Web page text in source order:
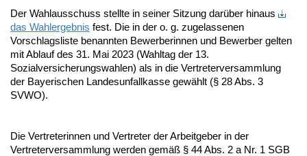
Der Wahlausschuss stellte in seiner Sitzung darüber hinaus
das Wahlergebnis fest. Die in der o. g. zugelassenen
Vorschlagsliste benannten Bewerberinnen und Bewerber gelten
mit Ablauf des 31. Mai 2023 (Wahltag der 13.
Sozialversicherungswahlen) als in die Vertreterversammlung
der Bayerischen Landesunfallkasse gewählt (§ 28 Abs. 3
SVWO).
Die Vertreterinnen und Vertreter der Arbeitgeber in der
Vertreterversammlung werden gemäß § 44 Abs. 2 a Nr. 1 SGB